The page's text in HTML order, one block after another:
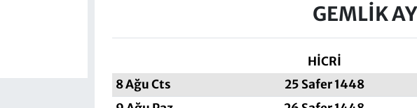
GEMLIK
HİCRİ
8 Ağu Cts
25 Safer 1448